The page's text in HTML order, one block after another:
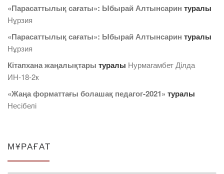
«Парасаттылық сағаты»: Ыбырай Алтынсарин туралы
Нұрзия
«Парасаттылық сағаты»: Ыбырай Алтынсарин туралы
Нұрзия
Кітапхана жаңалықтары туралы Нурмагамбет Дiлда
ИН-18-2к
«Жаңа форматтағы болашақ педагог-2021» туралы
Несібелі
МҰРАҒАТ